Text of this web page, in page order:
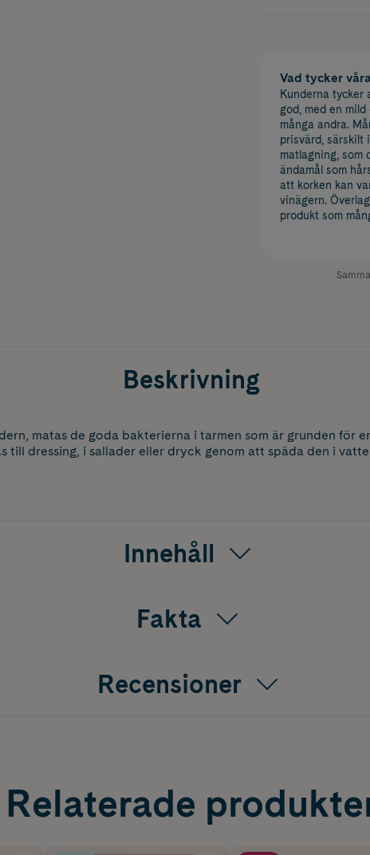
Vad tycker
Kunderna
god, med en
många andra.
prisvärd, särskilt
matlagning, som
ändamål som
att korken kan
vinägern.
produkt som
Beskrivning
matas de goda bakterierna i tarmen som är grunden för
till dressing, i sallader eller dryck genom att späda den i
Innehåll
Fakta
Recensioner
Relaterade